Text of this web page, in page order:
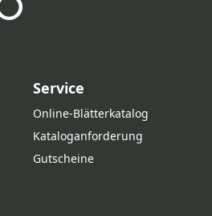
Service
Online‑Blätterkatalog
Kataloganforderung
Gutscheine